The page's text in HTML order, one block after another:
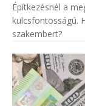
Építkezésnél a
kulcsfontosságú.
szakembert?